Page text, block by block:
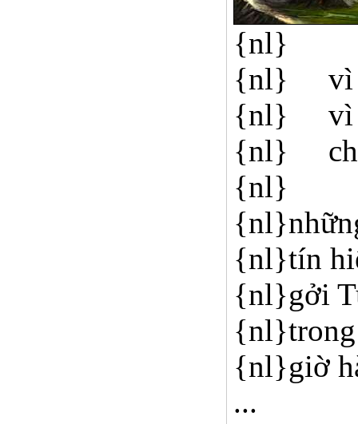
{nl}
{nl} vì
{nl} vì
{nl}
{nl}
{nl}tín
{nl}gởi
{nl}trong
{nl}giờ
...